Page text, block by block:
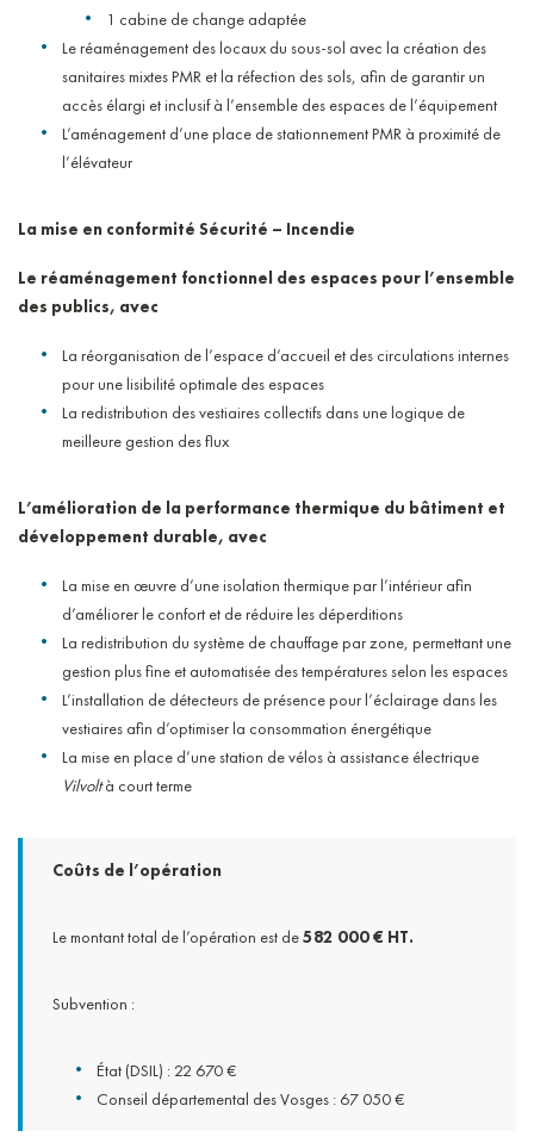
1 cabine de change adaptée
Le réaménagement des locaux du sous-sol avec la création des
sanitaires mixtes PMR et la réfection des sols, afin de garantir un
accès élargi et inclusif à l’ensemble des espaces de l’équipement
L’aménagement d’une place de stationnement PMR à proximité de
l’élévateur
La mise en conformité Sécurité – Incendie
Le réaménagement fonctionnel des espaces pour l’ensemble
des publics, avec
La réorganisation de l’espace d’accueil et des circulations internes
pour une lisibilité optimale des espaces
La redistribution des vestiaires collectifs dans une logique de
meilleure gestion des flux
L’amélioration de la performance thermique du bâtiment et
développement durable, avec
La mise en œuvre d’une isolation thermique par l’intérieur afin
d’améliorer le confort et de réduire les déperditions
La redistribution du système de chauffage par zone, permettant une
gestion plus fine et automatisée des températures selon les espaces
L’installation de détecteurs de présence pour l’éclairage dans les
vestiaires afin d’optimiser la consommation énergétique
La mise en place d’une station de vélos à assistance électrique
Vilvoltà court terme
Coûts de l’opération
Le montant total de l’opération est de582 000 € HT.
Subvention :
État (DSIL) : 22 670 €
Conseil départemental des Vosges : 67 050 €